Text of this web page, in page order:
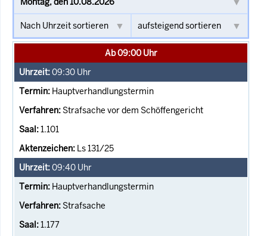
Ab 09:00 Uhr
09:30 Uhr
Hauptverhandlungstermin
Strafsache vor dem Schöffengericht
1.101
Ls 131/25
09:40 Uhr
Hauptverhandlungstermin
Strafsache
1.177